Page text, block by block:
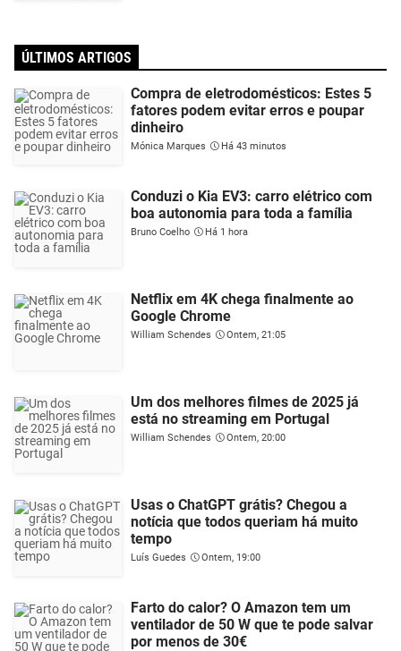
ÚLTIMOS ARTIGOS
Compra de eletrodomésticos: Estes 5
fatores podem evitar erros e poupar
dinheiro
Mónica Marques Há 43 minutos
Conduzi o Kia EV3: carro elétrico com
boa autonomia para toda a família
Bruno Coelho Há 1 hora
Netflix em 4K chega finalmente ao
Google Chrome
William Schendes Ontem, 21:05
Um dos melhores filmes de 2025 já
está no streaming em Portugal
William Schendes Ontem, 20:00
Usas o ChatGPT grátis? Chegou a
notícia que todos queriam há muito
tempo
Luís Guedes Ontem, 19:00
Farto do calor? O Amazon tem um
ventilador de 50 W que te pode salvar
por menos de 30€